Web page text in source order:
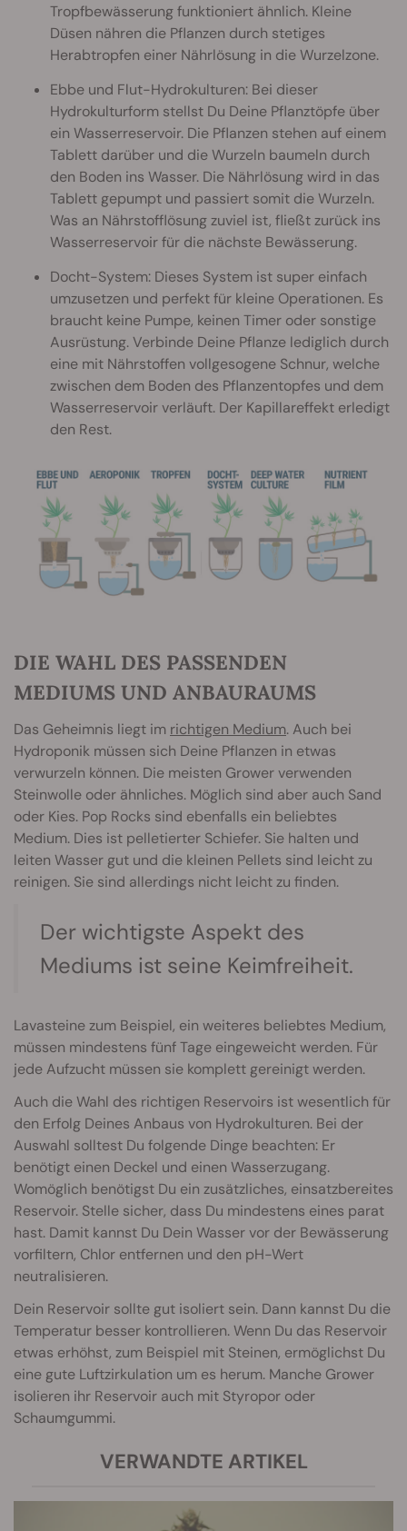
Tropfbewässerung funktioniert ähnlich. Kleine
Düsen nähren die Pflanzen durch stetiges
Herabtropfen einer Nährlösung in die Wurzelzone.
Ebbe und Flut-Hydrokulturen: Bei dieser
Hydrokulturform stellst Du Deine Pflanztöpfe über
ein Wasserreservoir. Die Pflanzen stehen auf einem
Tablett darüber und die Wurzeln baumeln durch
den Boden ins Wasser. Die Nährlösung wird in das
Tablett gepumpt und passiert somit die Wurzeln.
Was an Nährstofflösung zuviel ist, fließt zurück ins
Wasserreservoir für die nächste Bewässerung.
Docht-System: Dieses System ist super einfach
umzusetzen und perfekt für kleine Operationen. Es
braucht keine Pumpe, keinen Timer oder sonstige
Ausrüstung. Verbinde Deine Pflanze lediglich durch
eine mit Nährstoffen vollgesogene Schnur, welche
zwischen dem Boden des Pflanzentopfes und dem
Wasserreservoir verläuft. Der Kapillareffekt erledigt
den Rest.
DIE WAHL DES PASSENDEN
MEDIUMS UND ANBAURAUMS
Das Geheimnis liegt im richtigen Medium. Auch bei
Hydroponik müssen sich Deine Pflanzen in etwas
verwurzeln können. Die meisten Grower verwenden
Steinwolle oder ähnliches. Möglich sind aber auch Sand
oder Kies. Pop Rocks sind ebenfalls ein beliebtes
Medium. Dies ist pelletierter Schiefer. Sie halten und
leiten Wasser gut und die kleinen Pellets sind leicht zu
reinigen. Sie sind allerdings nicht leicht zu finden.
Der wichtigste Aspekt des
Mediums ist seine Keimfreiheit.
Lavasteine zum Beispiel, ein weiteres beliebtes Medium,
müssen mindestens fünf Tage eingeweicht werden. Für
jede Aufzucht müssen sie komplett gereinigt werden.
Auch die Wahl des richtigen Reservoirs ist wesentlich für
den Erfolg Deines Anbaus von Hydrokulturen. Bei der
Auswahl solltest Du folgende Dinge beachten: Er
benötigt einen Deckel und einen Wasserzugang.
Womöglich benötigst Du ein zusätzliches, einsatzbereites
Reservoir. Stelle sicher, dass Du mindestens eines parat
hast. Damit kannst Du Dein Wasser vor der Bewässerung
vorfiltern, Chlor entfernen und den pH-Wert
neutralisieren.
Dein Reservoir sollte gut isoliert sein. Dann kannst Du die
Temperatur besser kontrollieren. Wenn Du das Reservoir
etwas erhöhst, zum Beispiel mit Steinen, ermöglichst Du
eine gute Luftzirkulation um es herum. Manche Grower
isolieren ihr Reservoir auch mit Styropor oder
Schaumgummi.
VERWANDTE ARTIKEL